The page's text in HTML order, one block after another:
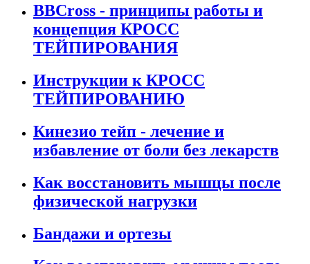
BBCross - принципы работы и
концепция КРОСС
ТЕЙПИРОВАНИЯ
Инструкции к КРОСС
ТЕЙПИРОВАНИЮ
Кинезио тейп - лечение и
избавление от боли без лекарств
Как восстановить мышцы после
физической нагрузки
Бандажи и ортезы